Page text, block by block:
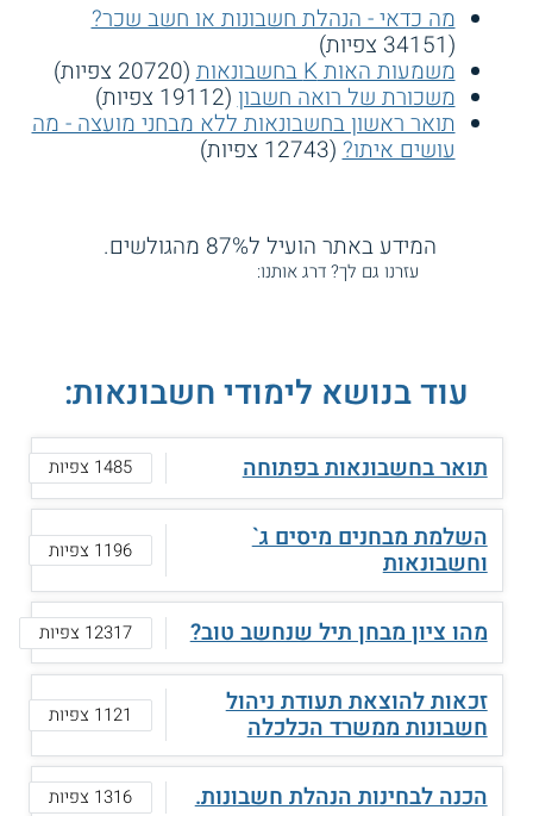
מה כדאי - הנהלת חשבונות או חשב שכר?
(34151 צפיות)
משמעות האות K בחשבונאות (20720 צפיות)
משכורת של רואה חשבון(19112 צפיות)
תואר ראשון בחשבונאות ללא מבחני מועצה - מה
עושים איתו?(12743 צפיות)
המידע באתר הועיל ל87% מהגולשים.
עזרנו גם לך? דרג אותנו:
עוד בנושא לימודי חשבונאות:
תואר בחשבונאות בפתוחה 1485 צפיות
השלמת מבחנים מיסים ג`
וחשבונאות 1196 צפיות
מהו ציון מבחן תיל שנחשב טוב? 12317 צפיות
זכאות להוצאת תעודת ניהול
חשבונות ממשרד הכלכלה 1121 צפיות
הכנה לבחינות הנהלת חשבונות. 1316 צפיות